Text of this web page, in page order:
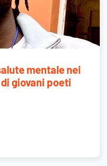
mentale nei
giovani poeti